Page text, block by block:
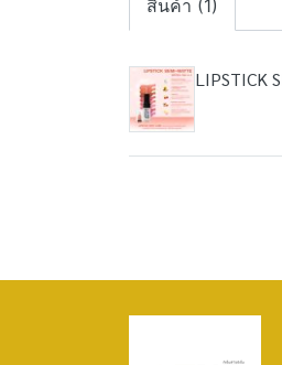
สินค้า (1)
LIPSTICK